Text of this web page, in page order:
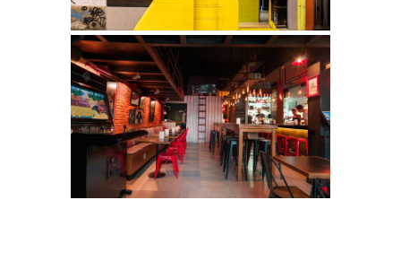
BAR CAVERNA
Comerciais